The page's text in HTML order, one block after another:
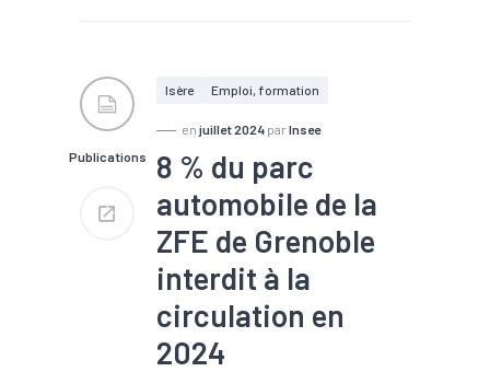
Publications
Isère Emploi, formation
en juillet 2024 par Insee
8 % du parc
automobile de la
ZFE de Grenoble
interdit à la
circulation en
2024